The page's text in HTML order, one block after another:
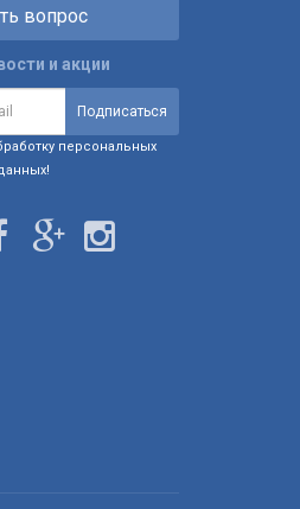
вопрос
и акции
персональных